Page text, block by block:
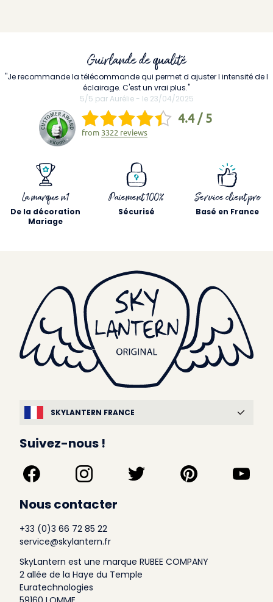
La marque n1
De la décoration
Mariage
Paiement 100%
Sécurisé
Service client pro
Basé en France
Guirlande de qualité
"Je recommande la télécommande qui permet d ajuster l intensité de l
éclairage. C'est un vrai plus."
5/5 par Aurélie - le 23/04/2025
4.4 / 5
from 3322 reviews
SKYLANTERN FRANCE
Suivez-nous !
Nous contacter
+33 (0)3 66 72 85 22
service@skylantern.fr
SkyLantern est une marque RUBEE COMPANY
2 allée de la Haye du Temple
Euratechnologies